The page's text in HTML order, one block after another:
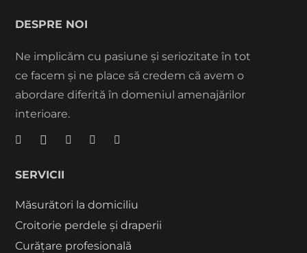
DESPRE NOI
Ne implicăm cu pasiune și seriozitate în tot
ce facem și ne place să credem că avem o
abordare diferită în domeniul amenajărilor
interioare.
SERVICII
Măsurători la domiciliu
Croitorie perdele și draperii
Curățare profesională